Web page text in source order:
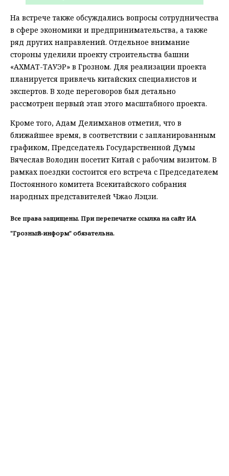
На встрече также обсуждались вопросы сотрудничества
в сфере экономики и предпринимательства, а также
ряд других направлений. Отдельное внимание
стороны уделили проекту строительства башни
«АХМАТ-ТАУЭР» в Грозном. Для реализации проекта
планируется привлечь китайских специалистов и
экспертов. В ходе переговоров был детально
рассмотрен первый этап этого масштабного проекта.
Кроме того, Адам Делимханов отметил, что в
ближайшее время, в соответствии с запланированным
графиком, Председатель Государственной Думы
Вячеслав Володин посетит Китай с рабочим визитом. В
рамках поездки состоится его встреча с Председателем
Постоянного комитета Всекитайского собрания
народных представителей Чжао Лэцзи.
Все права защищены. При перепечатке ссылка на сайт ИА
"Грозный-информ" обязательна.